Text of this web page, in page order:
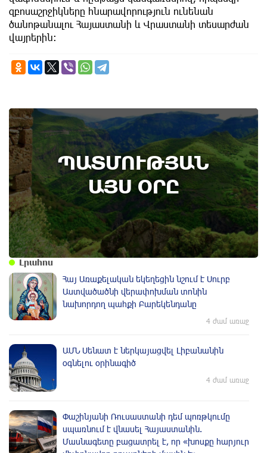
զբոսաշրջիկները հնարավորություն ունենան
ծանոթանալու Հայաստանի և Վրաստանի տեսարժան
վայրերին:
ՊԱՏՄՈՒԹՅԱՆ
ԱՅՍ ՕՐԸ
9th of August
Անտառային հրդեհներից պաշտպանության
օր. պատմության այս օրը (9 օգոստոս)
Լրահոս
Հայ Առաքելական եկեղեցին նշում է Սուրբ
Աստվածածնի վերափոխման տոնին
նախորդող պահքի Բարեկենդանը
4 ժամ առաջ
ԱՄՆ Սենատ է ներկայացվել Լիբանանին
օգնելու օրինագիծ
4 ժամ առաջ
Փաշինյանի Ռուսաստանի դեմ պոռթկումը
սպառնում է վնասել Հայաստանին.
Մասնագետը բացատրել է, որ «խոսքը հարյուր